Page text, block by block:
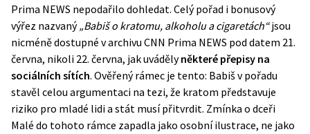
Prima NEWS nepodařilo dohledat. Celý pořad i bonusový
výřez nazvaný„Babiš o kratomu, alkoholu a cigaretách“jsou
nicméně dostupné varchivu CNN Prima NEWS pod datem 21.
června, nikoli 22. června, jak uvádělyněkteré přepisy na
sociálních sítích. Ověřený rámec je tento: Babiš v pořadu
stavěl celou argumentaci na tezi, že kratom představuje
riziko pro mladé lidi a stát musí přitvrdit. Zmínka o dceři
Malé do tohoto rámce zapadla jako osobní ilustrace, ne jako